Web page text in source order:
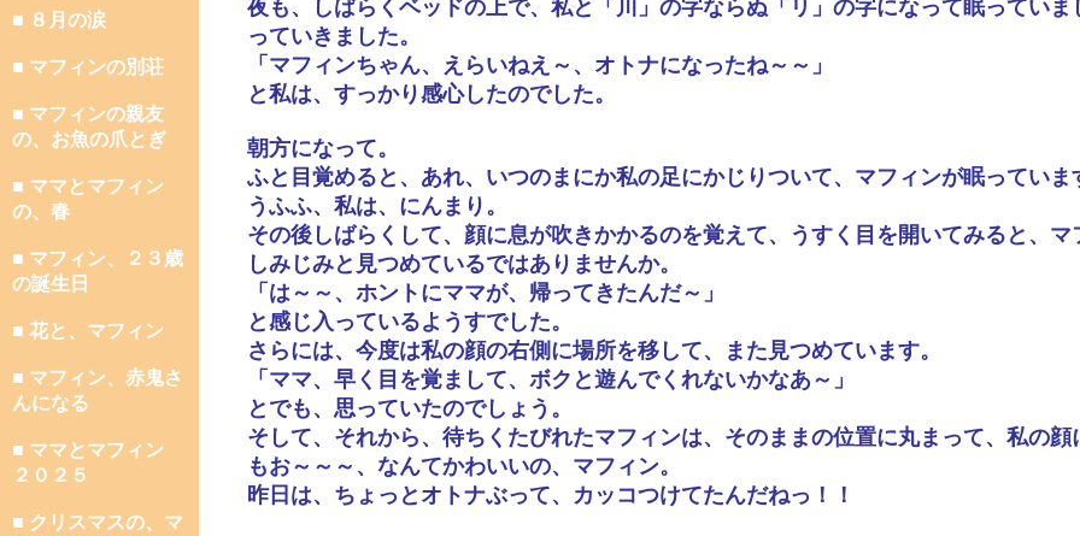
■ ８月の涙
■ マフィンの別荘
■ マフィンの親友
の、お魚の爪とぎ
■ ママとマフィン
の、春
■ マフィン、２３歳
の誕生日
■ 花と、マフィン
■ マフィン、赤鬼さ
んになる
■ ママとマフィン
２０２５
■ クリスマスの、マ
夜も、しばらくベッドの上で、私と「川」の字ならぬ「リ」の字になって眠ってい
っていきました。
「マフィンちゃん、えらいねえ～、オトナになったね～～」
と私は、すっかり感心したのでした。
朝方になって。
ふと目覚めると、あれ、いつのまにか私の足にかじりついて、マフィンが眠っていま
うふふ、私は、にんまり。
その後しばらくして、顔に息が吹きかかるのを覚えて、うすく目を開いてみると、マ
しみじみと見つめているではありませんか。
「は～～、ホントにママが、帰ってきたんだ～」
と感じ入っているようすでした。
さらには、今度は私の顔の右側に場所を移して、また見つめています。
「ママ、早く目を覚まして、ボクと遊んでくれないかなあ～」
とでも、思っていたのでしょう。
そして、それから、待ちくたびれたマフィンは、そのままの位置に丸まって、私の顔
もお～～～、なんてかわいいの、マフィン。
昨日は、ちょっとオトナぶって、カッコつけてたんだねっ！！